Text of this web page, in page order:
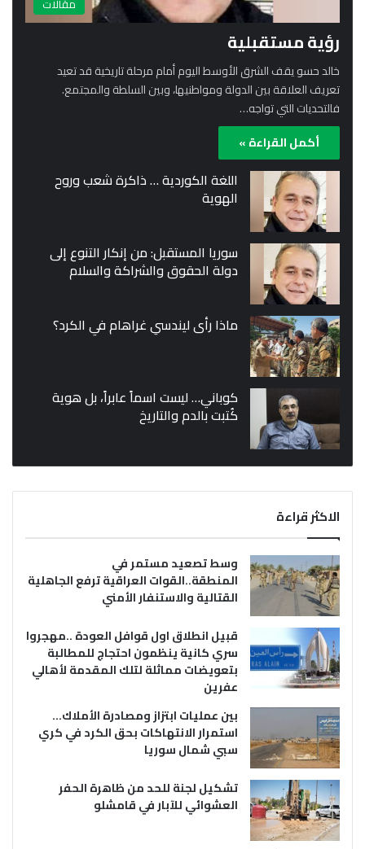
مقالات
رؤية مستقبلية
خالد حسو يقف الشرق الأوسط اليوم أمام مرحلة تاريخية قد تعيد
تعريف العلاقة بين الدولة ومواطنيها، وبين السلطة والمجتمع.
فالتحديات التي تواجه…
أكمل القراءة »
اللغة الكوردية … ذاكرة شعب وروح
الهوية
سوريا المستقبل: من إنكار التنوع إلى
دولة الحقوق والشراكة والسلام
ماذا رأى ليندسي غراهام في الكرد؟
كوباني… ليست اسماً عابراً، بل هوية
كُتبت بالدم والتاريخ
الاكثر قراءة
وسط تصعيد مستمر في
المنطقة..القوات العراقية ترفع الجاهلية
القتالية والاستنفار الأمني
قبيل انطلاق اول قوافل العودة ..مهجروا
سري كانية ينظمون احتجاج للمطالبة
بتعويضات مماثلة لتلك المقدمة لأهالي
عفرين
بين عمليات ابتزاز ومصادرة الأملاك…
استمرار الانتهاكات بحق الكرد في كري
سبي شمال سوريا
تشكيل لجنة للحد من ظاهرة الحفر
العشوائي للآبار في قامشلو